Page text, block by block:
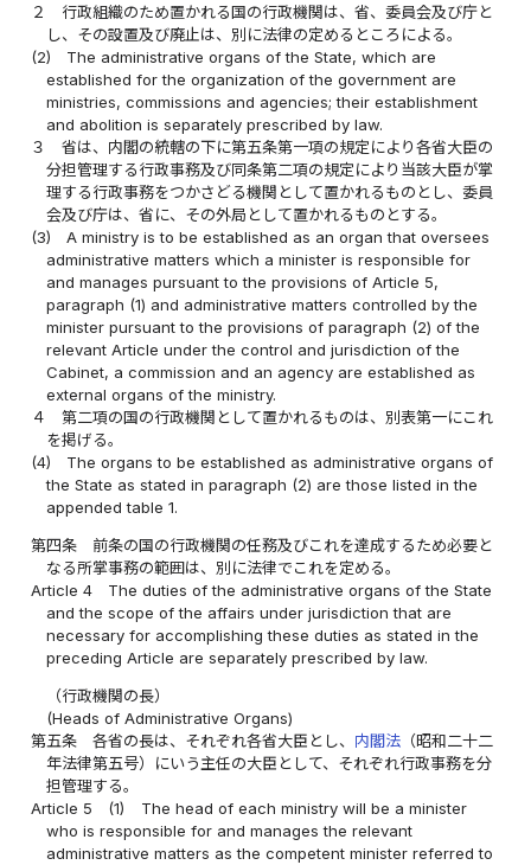
２
行政組織のため置かれる国の行政機関は、省、委員会及び庁と
し、その設置及び廃止は、別に法律の定めるところによる。
(2)
The administrative organs of the State, which are
established for the organization of the government are
ministries, commissions and agencies; their establishment
and abolition is separately prescribed by law.
３
省は、内閣の統轄の下に第五条第一項の規定により各省大臣の
分担管理する行政事務及び同条第二項の規定により当該大臣が掌
理する行政事務をつかさどる機関として置かれるものとし、委員
会及び庁は、省に、その外局として置かれるものとする。
(3)
A ministry is to be established as an organ that oversees
administrative matters which a minister is responsible for
and manages pursuant to the provisions of Article 5,
paragraph (1) and administrative matters controlled by the
minister pursuant to the provisions of paragraph (2) of the
relevant Article under the control and jurisdiction of the
Cabinet, a commission and an agency are established as
external organs of the ministry.
４
第二項の国の行政機関として置かれるものは、別表第一にこれ
を掲げる。
(4)
The organs to be established as administrative organs of
the State as stated in paragraph (2) are those listed in the
appended table 1.
第四条
前条の国の行政機関の任務及びこれを達成するため必要と
なる所掌事務の範囲は、別に法律でこれを定める。
Article 4
The duties of the administrative organs of the State
and the scope of the affairs under jurisdiction that are
necessary for accomplishing these duties as stated in the
preceding Article are separately prescribed by law.
（行政機関の長）
(Heads of Administrative Organs)
第五条
各省の長は、それぞれ各省大臣とし、 内閣法 （昭和二十二
年法律第五号）にいう主任の大臣として、それぞれ行政事務を分
担管理する。
Article 5
(1)
The head of each ministry will be a minister
who is responsible for and manages the relevant
administrative matters as the competent minister referred to